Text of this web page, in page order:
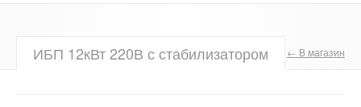
Оборудование
ИБП 12кВт 220В с стабилизатором ← В магазин